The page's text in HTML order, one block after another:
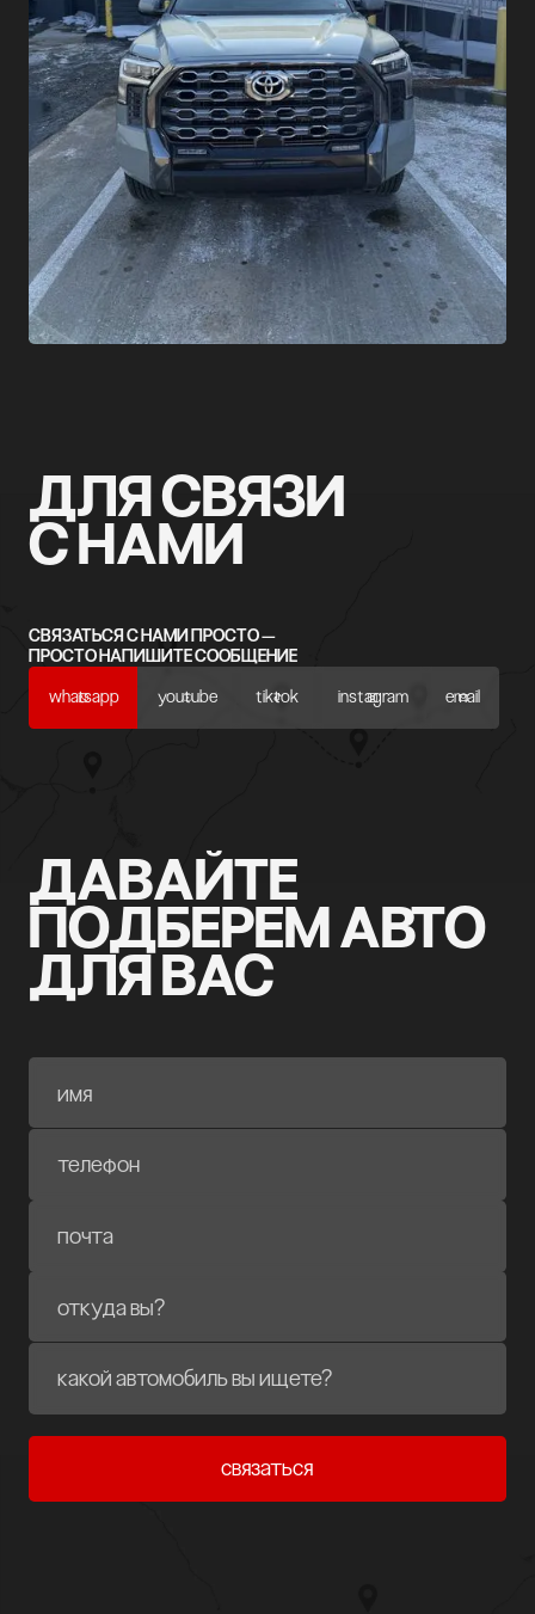
ДЛЯ СВЯЗИ
С НАМИ
СВЯЗАТЬСЯ С НАМИ ПРОСТО —
ПРОСТО НАПИШИТЕ СООБЩЕНИЕ
whatsapp youtube tiktok instagram email
ДАВАЙТЕ
ПОДБЕРЕМ АВТО
ДЛЯ ВАС